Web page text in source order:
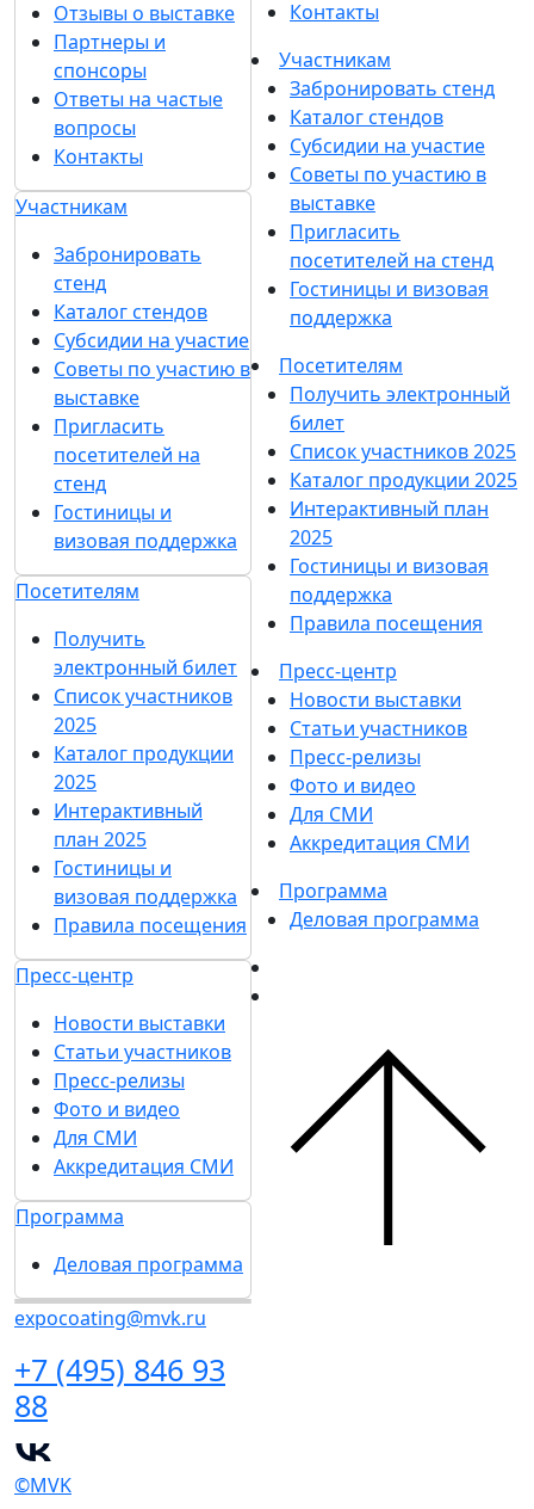
Отзывы о выставке
Партнеры и
спонсоры
Ответы на частые
вопросы
Контакты
Участникам
Забронировать
стенд
Каталог стендов
Субсидии на участие
Советы по участию в
выставке
Пригласить
посетителей на
стенд
Гостиницы и
визовая поддержка
Посетителям
Получить
электронный билет
Список участников
2025
Каталог продукции
2025
Интерактивный
план 2025
Гостиницы и
визовая поддержка
Правила посещения
Пресс-центр
Новости выставки
Статьи участников
Пресс-релизы
Фото и видео
Для СМИ
Аккредитация СМИ
Программа
Деловая программа
expocoating@mvk.ru
+7 (495) 846 93
88
Контакты
Участникам
Забронировать стенд
Каталог стендов
Субсидии на участие
Советы по участию в
выставке
Пригласить
посетителей на стенд
Гостиницы и визовая
поддержка
Посетителям
Получить электронный
билет
Список участников 2025
Каталог продукции 2025
Интерактивный план
2025
Гостиницы и визовая
поддержка
Правила посещения
Пресс-центр
Новости выставки
Статьи участников
Пресс-релизы
Фото и видео
Для СМИ
Аккредитация СМИ
Программа
Деловая программа
©MVK